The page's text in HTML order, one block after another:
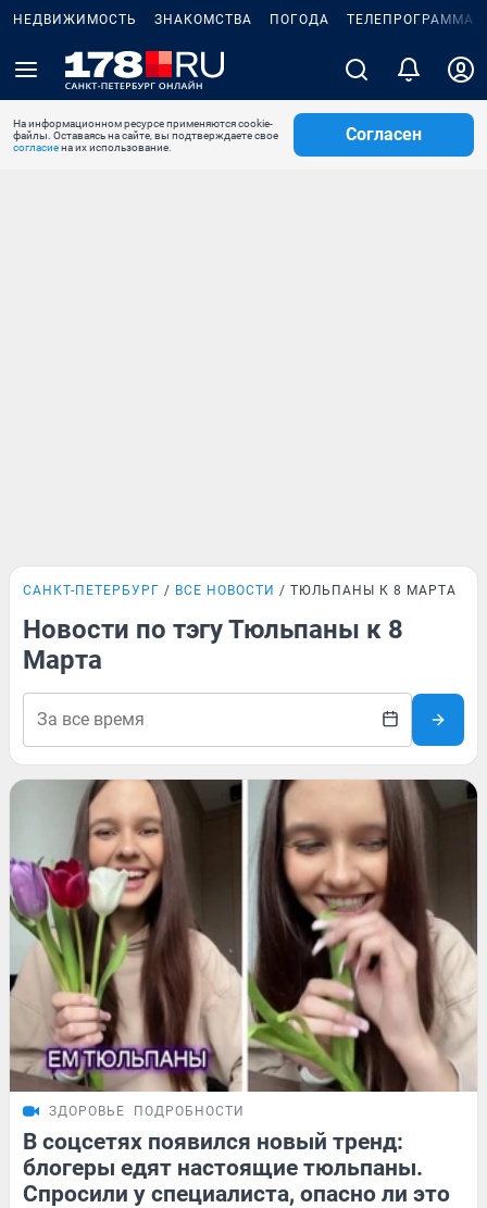
НЕДВИЖИМОСТЬ ЗНАКОМСТВА ПОГОДА ТЕЛЕПРОГРАММА
На информационном ресурсе применяются cookie-
файлы. Оставаясь на сайте, вы подтверждаете свое
согласиена их использование.
Согласен
САНКТ-ПЕТЕРБУРГ ВСЕ НОВОСТИ ТЮЛЬПАНЫ К 8 МАРТА
Новости по тэгу Тюльпаны к 8
Марта
ЗДОРОВЬЕ ПОДРОБНОСТИ
В соцсетях появился новый тренд:
блогеры едят настоящие тюльпаны.
Спросили у специалиста, опасно ли это